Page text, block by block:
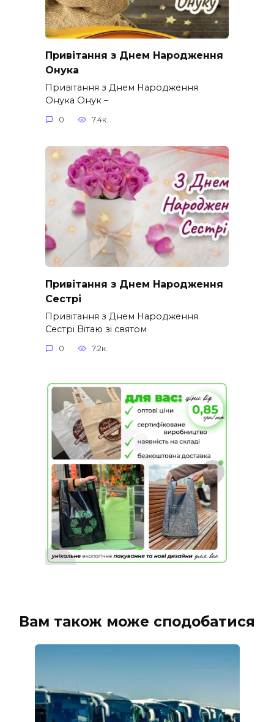
Привітання з Днем Народження
Онука
Привітання з Днем Народження
Онука Онук –
0 7.4к.
Привітання з Днем Народження
Сестрі
Привітання з Днем Народження
Сестрі Вітаю зі святом
0 7.2к.
Вам також може сподобатися